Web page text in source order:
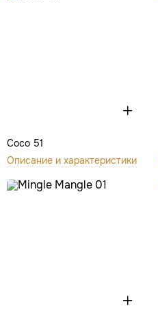
Coco 51
Описание и характеристики